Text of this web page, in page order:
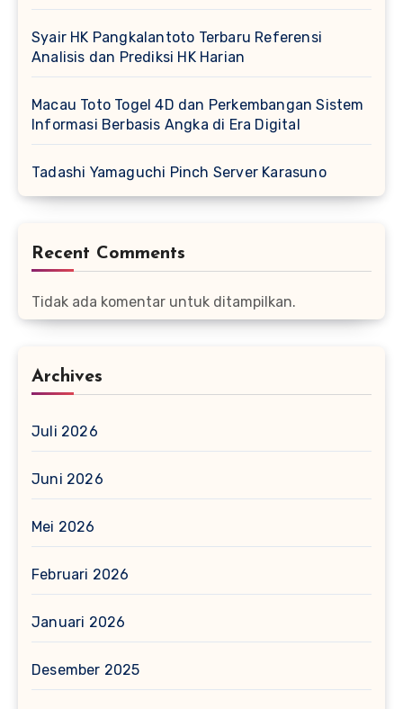
Syair HK Pangkalantoto Terbaru Referensi
Analisis dan Prediksi HK Harian
Macau Toto Togel 4D dan Perkembangan Sistem
Informasi Berbasis Angka di Era Digital
Tadashi Yamaguchi Pinch Server Karasuno
Recent Comments
Tidak ada komentar untuk ditampilkan.
Archives
Juli 2026
Juni 2026
Mei 2026
Februari 2026
Januari 2026
Desember 2025